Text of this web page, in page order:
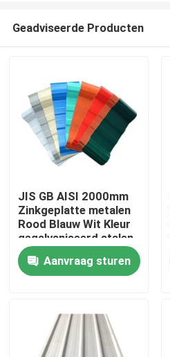
Thuis
Videos
Geadviseerde Producten
JIS GB AISI 2000mm
Zinkgeplatte metalen
Rood Blauw Wit Kleur
gegalvaniseerd stalen
plaat
Aanvraag sturen